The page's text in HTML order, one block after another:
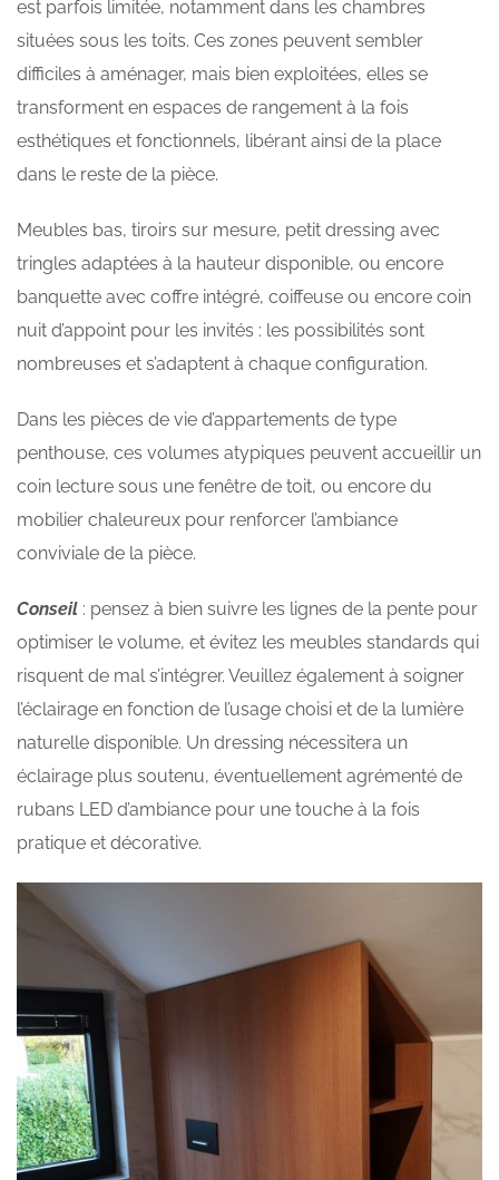
est parfois limitée, notamment dans les chambres
situées sous les toits. Ces zones peuvent sembler
difficiles à aménager, mais bien exploitées, elles se
transforment en espaces de rangement à la fois
esthétiques et fonctionnels, libérant ainsi de la place
dans le reste de la pièce.
Meubles bas, tiroirs sur mesure, petit dressing avec
tringles adaptées à la hauteur disponible, ou encore
banquette avec coffre intégré, coiffeuse ou encore coin
nuit d’appoint pour les invités : les possibilités sont
nombreuses et s’adaptent à chaque configuration.
Dans les pièces de vie d’appartements de type
penthouse, ces volumes atypiques peuvent accueillir un
coin lecture sous une fenêtre de toit, ou encore du
mobilier chaleureux pour renforcer l’ambiance
conviviale de la pièce.
Conseil : pensez à bien suivre les lignes de la pente pour
optimiser le volume, et évitez les meubles standards qui
risquent de mal s’intégrer. Veuillez également à soigner
l’éclairage en fonction de l’usage choisi et de la lumière
naturelle disponible. Un dressing nécessitera un
éclairage plus soutenu, éventuellement agrémenté de
rubans LED d’ambiance pour une touche à la fois
pratique et décorative.